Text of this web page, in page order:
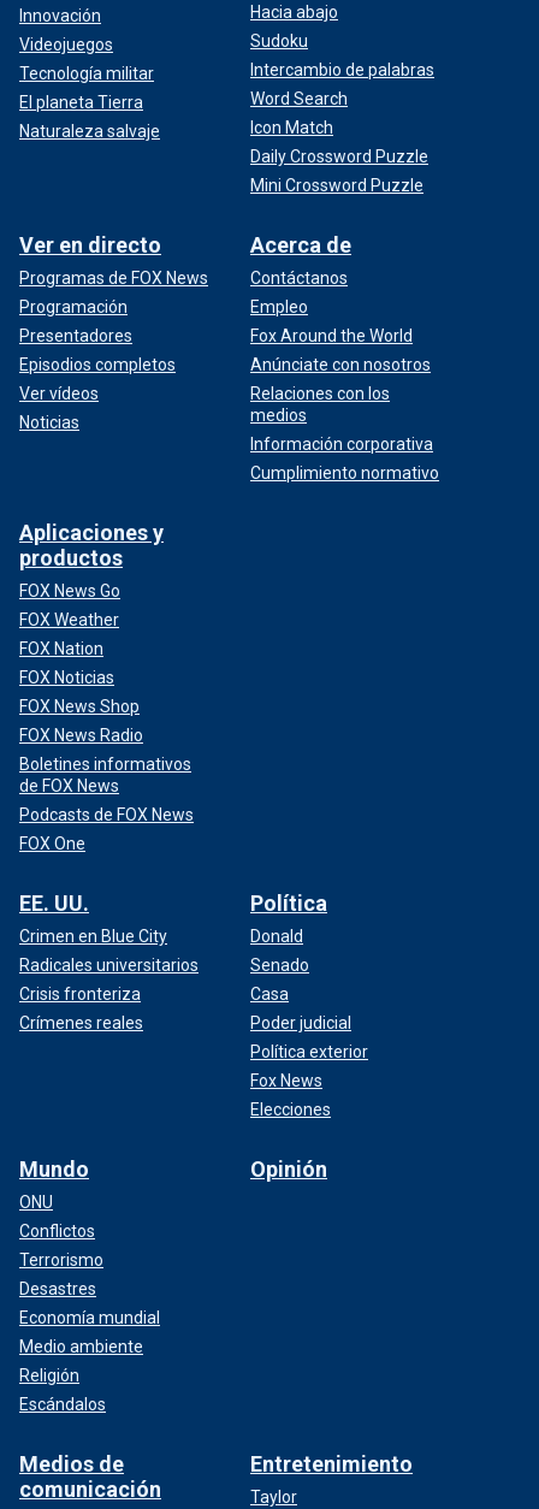
Innovación
Videojuegos
Tecnología militar
El planeta Tierra
Naturaleza salvaje
Hacia abajo
Sudoku
Intercambio de palabras
Word Search
Icon Match
Daily Crossword Puzzle
Mini Crossword Puzzle
Ver en directo
Programas de FOX News
Programación
Presentadores
Episodios completos
Ver vídeos
Noticias
Acerca de
Contáctanos
Empleo
Fox Around the World
Anúnciate con nosotros
Relaciones con los
medios
Información corporativa
Cumplimiento normativo
Aplicaciones y
productos
FOX News Go
FOX Weather
FOX Nation
FOX Noticias
FOX News Shop
FOX News Radio
Boletines informativos
de FOX News
Podcasts de FOX News
FOX One
EE. UU.
Crimen en Blue City
Radicales universitarios
Crisis fronteriza
Crímenes reales
Política
Donald
Senado
Casa
Poder judicial
Política exterior
Fox News
Elecciones
Mundo
ONU
Conflictos
Terrorismo
Desastres
Economía mundial
Medio ambiente
Religión
Escándalos
Opinión
Medios de
comunicación
Entretenimiento
Taylor